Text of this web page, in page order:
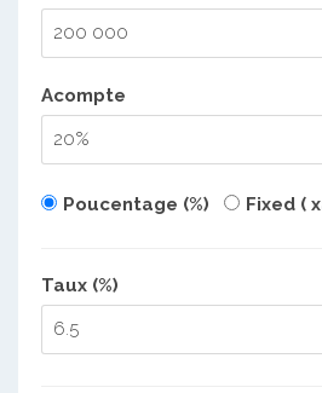
Acompte
Poucentage (%) Fixed (
Taux (%)